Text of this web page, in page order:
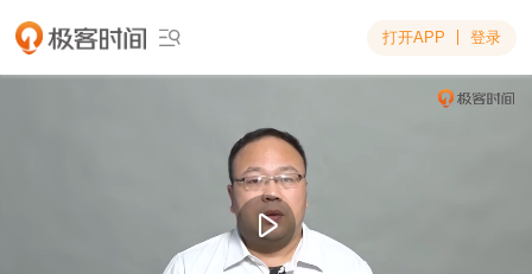
 打开APP 登录